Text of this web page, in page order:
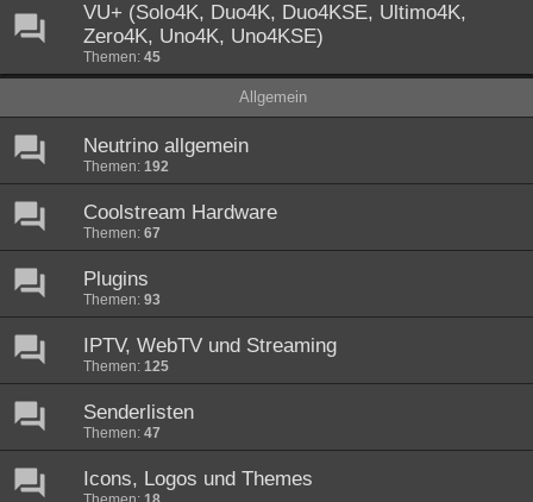
VU+ (Solo4K, Duo4K, Duo4KSE, Ultimo4K,
Zero4K, Uno4K, Uno4KSE)
Themen: 45
Allgemein
Neutrino allgemein
Themen: 192
Coolstream Hardware
Themen: 67
Plugins
Themen: 93
IPTV, WebTV und Streaming
Themen: 125
Senderlisten
Themen: 47
Icons, Logos und Themes